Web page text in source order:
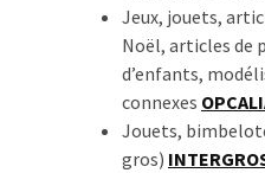
Jeux, jouets,
Noël, articles de
d’enfants,
connexes
Jouets,
gros)